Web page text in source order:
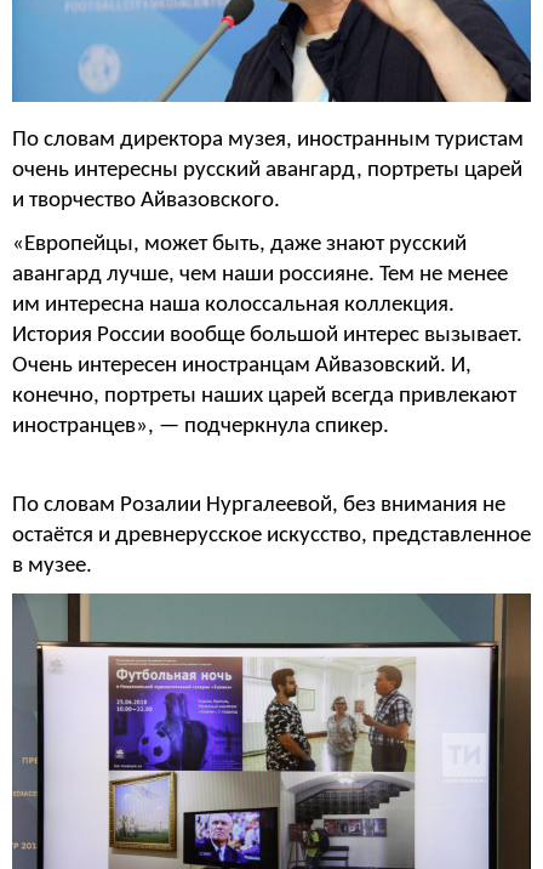
По словам директора музея, иностранным туристам
очень интересны русский авангард, портреты царей
и творчество Айвазовского.
«Европейцы, может быть, даже знают русский
авангард лучше, чем наши россияне. Тем не менее
им интересна наша колоссальная коллекция.
История России вообще большой интерес вызывает.
Очень интересен иностранцам Айвазовский. И,
конечно, портреты наших царей всегда привлекают
иностранцев», — подчеркнула спикер.
По словам Розалии Нургалеевой, без внимания не
остаётся и древнерусское искусство, представленное
в музее.